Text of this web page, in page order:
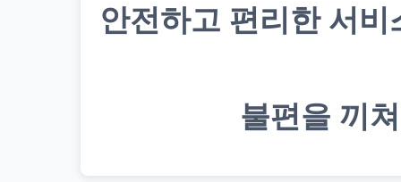
안전하고 편리한 서
불편을 끼